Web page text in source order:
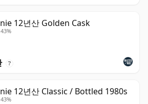
12년산 Golden Cask
?
12년산 Classic / Bottled 1980s